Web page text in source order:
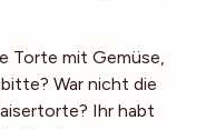
Torte mit Gemüse,
War nicht die
Ihr habt